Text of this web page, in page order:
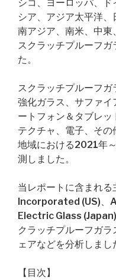
シコ、ヨーロッパ、
シア、アジア太平洋
南アジア、南米、中東
スクラッチプルーフ
た。
スクラッチプルーフ
強化ガラス、サファ
ートフォン＆タブレ
テクチャ、電子、そ
地域における2021年
測しました。
当レポートに含まれ
Incorporated (US)、
Electric Glass
クラッチプルーフガ
ェアなどを分析しまし
【目次】